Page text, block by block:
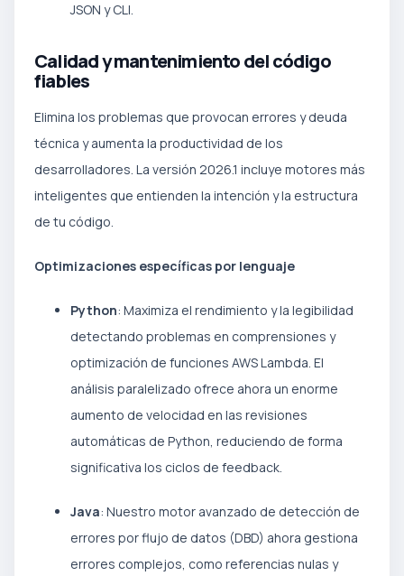
JSON y CLI.
Calidad y mantenimiento del código
fiables
Elimina los problemas que provocan errores y deuda
técnica y aumenta la productividad de los
desarrolladores. La versión 2026.1 incluye motores más
inteligentes que entienden la intención y la estructura
de tu código.
Optimizaciones específicas por lenguaje
Python: Maximiza el rendimiento y la legibilidad
detectando problemas en comprensiones y
optimización de funciones AWS Lambda. El
análisis paralelizado ofrece ahora un enorme
aumento de velocidad en las revisiones
automáticas de Python, reduciendo de forma
significativa los ciclos de feedback.
Java: Nuestro motor avanzado de detección de
errores por flujo de datos (DBD) ahora gestiona
errores complejos, como referencias nulas y